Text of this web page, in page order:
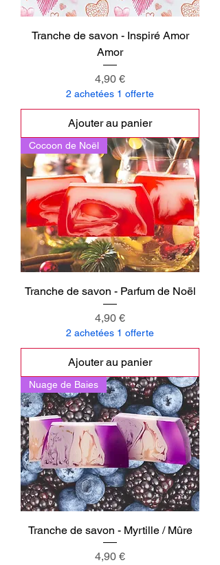
Tranche de savon - Inspiré Amor
Amor
Prix
4,90 €
2 achetées 1 offerte
Ajouter au panier
Cocoon de Noël
Tranche de savon - Parfum de Noël
Prix
4,90 €
2 achetées 1 offerte
Ajouter au panier
Nuage de Baies
Tranche de savon - Myrtille / Mûre
Prix
4,90 €